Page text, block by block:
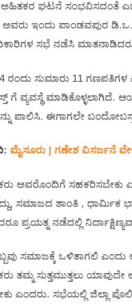
ಘಟನೆ ಸಂಭವಿಸದಂತೆ
ಅವರು ಇಂದು ಪಾಂಡವಪುರ
ಸಭೆ ನಡೆಸಿ
ರಂದು ಸುಮಾರು 11 ಗಣಪತಿಗಳ
ಗೆ ವ್ಯವಸ್ಥೆ ಮಾಡಿಕೊಳ್ಳಲಾಗಿದೆ.
ಪಾಲಿಸಿ. ಈಗಾಗಲೇ
ಮೈಸೂರು | ಗಣೇಶ ವಿಸರ್ಜನೆ
ಅವರೊಂದಿಗೆ ಸಹಕರಿಸಬೇಕು
ಸಮಾಜದ ಶಾಂತಿ , ಧಾರ್ಮಿಕ
ಪ್ರಯತ್ನ ನಡೆದಲ್ಲಿ
ಸಮಾಜಕ್ಕೆ ಒಳಿತಾಗಲಿ ಎಂದು
ತಮ್ಮ ಸುತ್ತಮುತ್ತಲು
ಎಂದರು. ಸಭೆಯಲ್ಲಿ ಜಿಲ್ಲಾ